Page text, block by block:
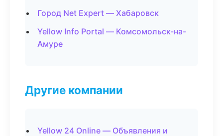
Город Net Expert — Хабаровск
Yellow Info Portal — Комсомольск-на-
Амуре
Другие компании
Yellow 24 Online — Объявления и